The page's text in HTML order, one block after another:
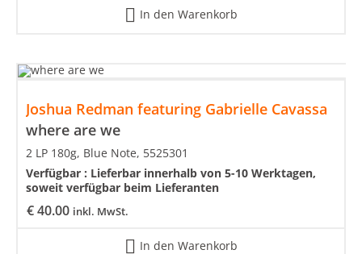
In den Warenkorb
Joshua Redman featuring Gabrielle Cavassa
where are we
€40.00 inkl. MwSt.
2 LP 180g, Blue Note, 5525301
Verfügbar : Lieferbar innerhalb von 5-10 Werktagen,
soweit verfügbar beim Lieferanten
In den Warenkorb